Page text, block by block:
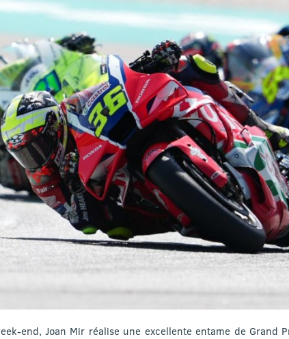
end, Joan Mir réalise une excellente entame de Grand